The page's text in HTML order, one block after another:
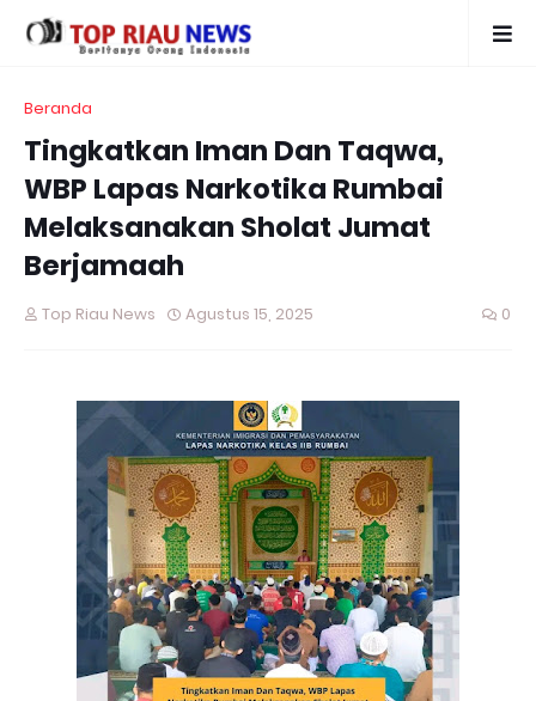
Beranda
Tingkatkan Iman Dan Taqwa,
WBP Lapas Narkotika Rumbai
Melaksanakan Sholat Jumat
Berjamaah
Top Riau News Agustus 15, 2025 0